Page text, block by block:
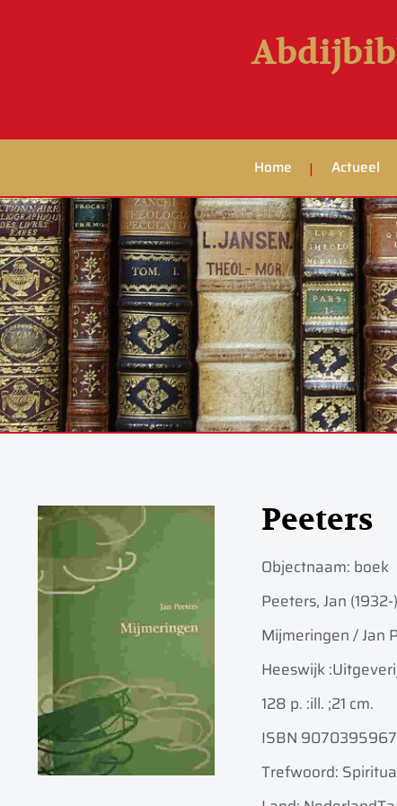
Home Actueel
Peeters
Objectnaam: boek
Peeters, Jan (1932-)
Mijmeringen / Jan
Heeswijk :
128 p. :ill. ;21 cm.
ISBN 9070395967
Trefwoord: